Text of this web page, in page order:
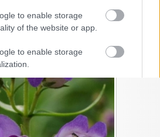
to enable storage
of the website or app.
to enable storage
to enable storage
including authentication
prevention, and other